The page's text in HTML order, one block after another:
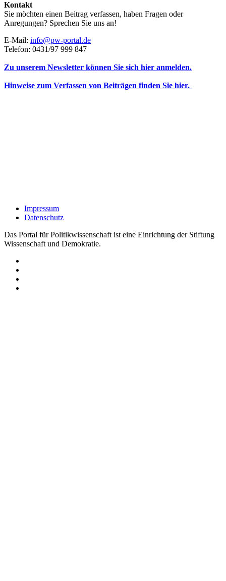
Kontakt
Sie möchten einen Beitrag verfassen, haben Fragen oder
Anregungen? Sprechen Sie uns an!
E-Mail: info@pw-portal.de
Telefon: 0431/97 999 847
Zu unserem Newsletter können Sie sich hier anmelden.
Hinweise zum Verfassen von Beiträgen finden Sie hier.
Impressum
Datenschutz
Das Portal für Politikwissenschaft ist eine Einrichtung der Stiftung
Wissenschaft und Demokratie.